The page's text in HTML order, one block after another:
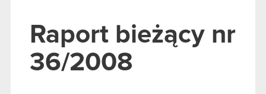
Raport bieżący nr
36/2008